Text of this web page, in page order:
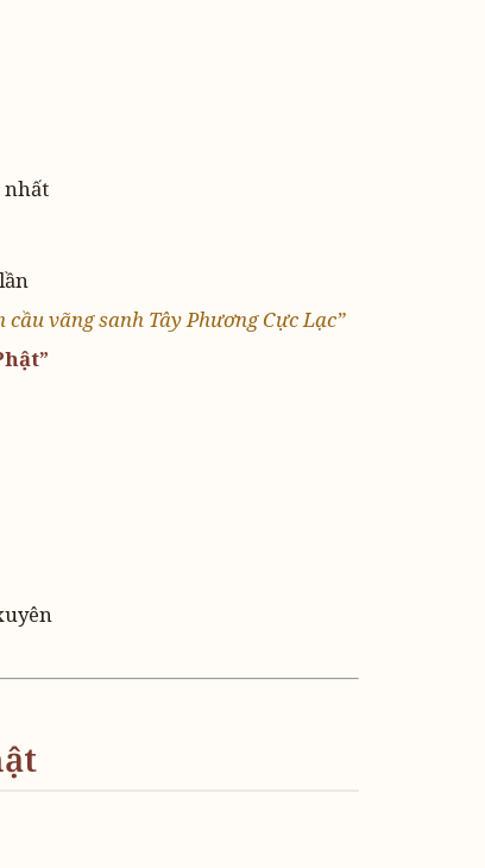
nhất
vãng sanh Tây Phương Cực Lạc”